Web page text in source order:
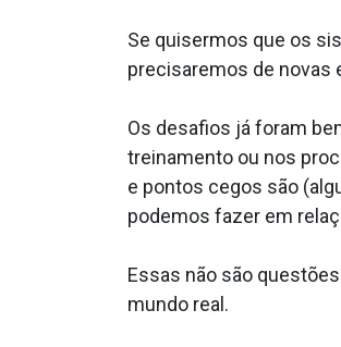
Se quisermos que os
precisaremos de novas
Os desafios já foram
treinamento ou nos
e pontos cegos são
podemos fazer em
Essas não são
mundo real.